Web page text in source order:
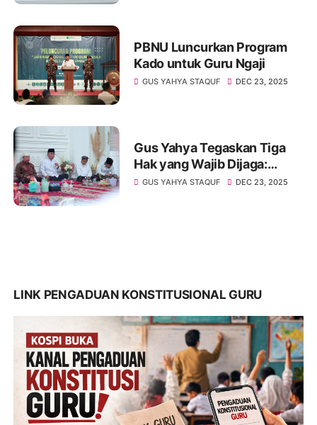
PBNU Luncurkan Program
Kado untuk Guru Ngaji
GUS YAHYA STAQUF DEC 23, 2025
Gus Yahya Tegaskan Tiga
Hak yang Wajib Dijaga:
Keadilan, Wibawa Ulama,
GUS YAHYA STAQUF DEC 23, 2025
LINK PENGADUAN KONSTITUSIONAL GURU